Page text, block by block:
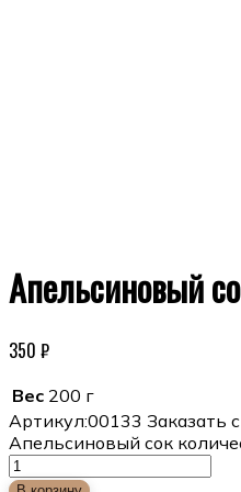
Апельсиновый
350 ₽
Вес 200 г
Артикул:00133 Заказать
Апельсиновый сок